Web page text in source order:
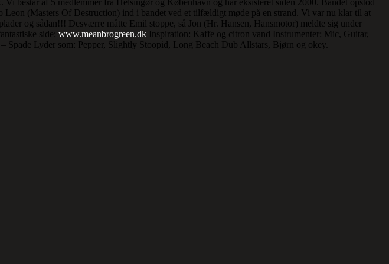
(Masters Of Destruction) ind i bandet ved et tilfældigt møde på en strand. Vi var nu klar til at
og sådan!!! Desværre måtte Emil stoppe, så Jon (Hr. Hansen, Hansmotor) meldte sig under
side: www.meanbrogreen.dk Inspiration: Kaffe og citron vand Instrumenter: Mic, Guitar,
Lyder som: Pepper, Slightly Stoopid, Long Beach Dub Allstars, Bjørn og okey.